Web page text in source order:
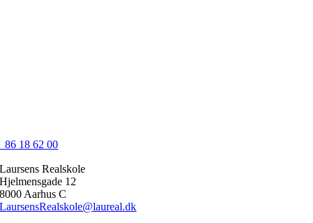
86 18 62 00
Laursens Realskole
Hjelmensgade 12
8000 Aarhus C
LaursensRealskole@laureal.dk